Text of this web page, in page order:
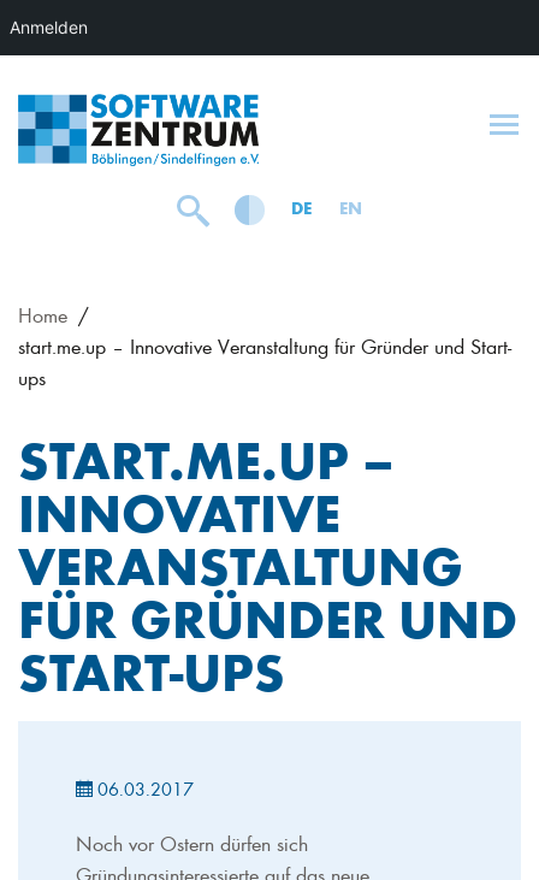
DE EN
Home
start.me.up – Innovative Veranstaltung für Gründer und Start-
ups
START.ME.UP –
INNOVATIVE
VERANSTALTUNG
FÜR GRÜNDER UND
START-UPS
06.03.2017
Noch vor Ostern dürfen sich
Gründungsinteressierte auf das neue
Anmelden